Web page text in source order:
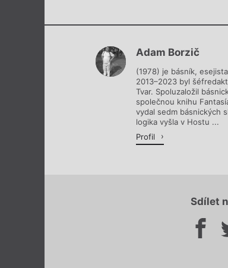
Adam Borzič
(1978) je básník,
2013–2023 byl
Tvar. Spoluzaložil
společnou knihu
vydal sedm básnických
logika vyšla v Hostu ...
Profil
Sdílet